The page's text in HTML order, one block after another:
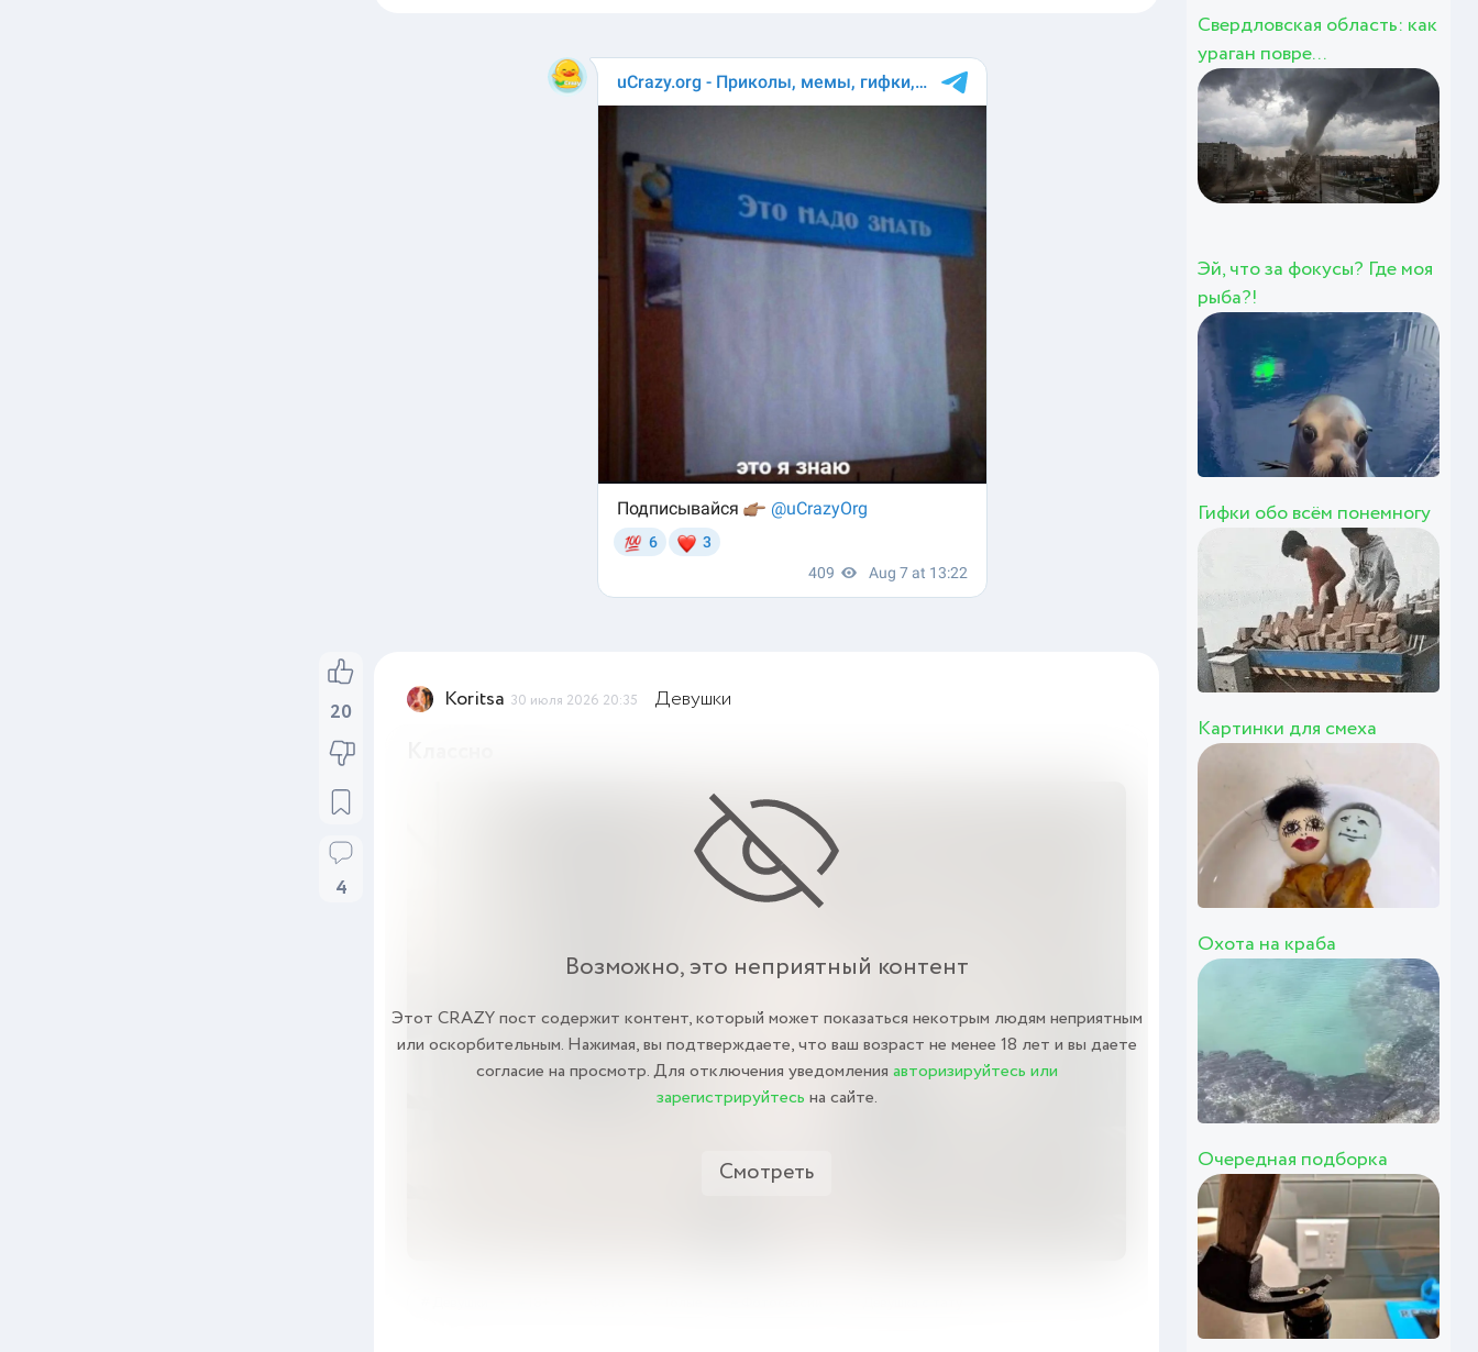
Свердловская область: как
ураган повре...
Эй, что за фокусы? Где моя
рыба?!
Гифки обо всём понемногу
Картинки для смеха
Охота на краба
Очередная подборка
20
4
Koritsa 30 июля 2026 20:35 Девушки
Возможно, это неприятный контент
Этот CRAZY пост содержит контент, который может показаться некотрым людям неприятным
или оскорбительным. Нажимая, вы подтверждаете, что ваш возраст не менее 18 лет и вы даете
согласие на просмотр. Для отключения уведомления авторизируйтесь или
зарегистрируйтесь на сайте.
Смотреть